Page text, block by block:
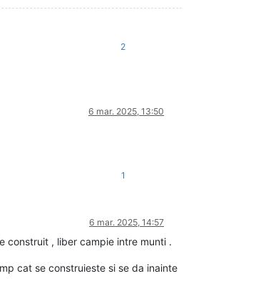
2
6 mar. 2025, 13:50
1
6 mar. 2025, 14:57
construit , liber campie intre munti .
cat se construieste si se da inainte